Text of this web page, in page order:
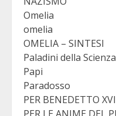
Omelia
omelia
OMELIA – SINTESI
Paladini della Scienza
Papi
Paradosso
PER BENEDETTO XVI